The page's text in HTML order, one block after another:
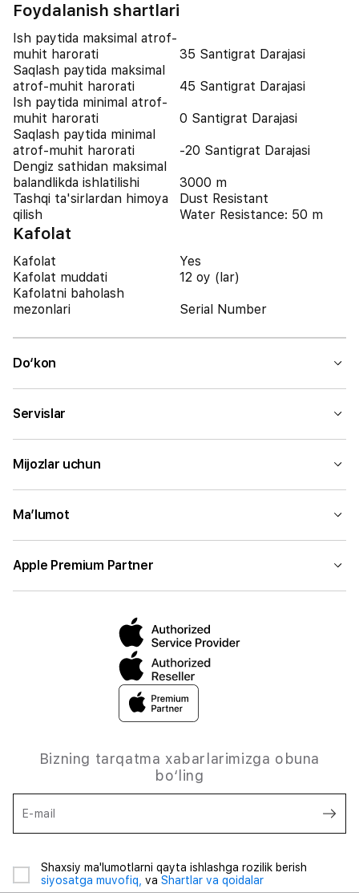
Foydalanish shartlari
Ish paytida maksimal atrof-
muhit harorati
35 Santigrat Darajasi
Saqlash paytida maksimal
atrof-muhit harorati
45 Santigrat Darajasi
Ish paytida minimal atrof-
muhit harorati
0 Santigrat Darajasi
Saqlash paytida minimal
atrof-muhit harorati
-20 Santigrat Darajasi
Dengiz sathidan maksimal
balandlikda ishlatilishi
3000 m
Tashqi ta'sirlardan himoya
qilish
Dust Resistant
Water Resistance: 50 m
Kafolat
Kafolat
Yes
Kafolat muddati
12 oy (lar)
Kafolatni baholash
mezonlari
Serial Number
Do‘kon
Servislar
Mijozlar uchun
Ma’lumot
Apple Premium Partner
Bizning tarqatma xabarlarimizga obuna
bo‘ling
E-mail
Shaxsiy ma'lumotlarni qayta ishlashga rozilik berish
siyosatga muvofiq, va Shartlar va qoidalar